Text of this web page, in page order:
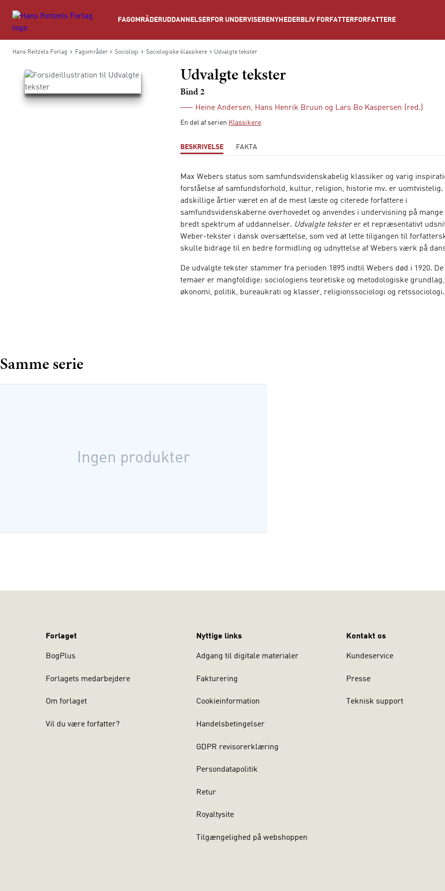
FAGOMRÅDERUDDANNELSER FOR UNDERVISERE NYHEDER BLIV FORFATTER FORFATTERE
Hans Reitzels Forlag Fagområder Sociologi Sociologiske klassikere Udvalgte tekster
Udvalgte tekster
Bind 2
Heine Andersen, Hans Henrik Bruun og Lars Bo Kaspersen (red.)
En del af serien Klassikere
BESKRIVELSE FAKTA
Max Webers status som samfundsvidenskabelig klassiker og varig
forståelse af samfundsforhold, kultur, religion, historie mv. er uomtvistelig.
adskillige årtier været en af de mest læste og citerede forfattere i
samfundsvidenskaberne overhovedet og anvendes i undervisning på
bredt spektrum af uddannelser. Udvalgte teksterer et repræsentativt
Weber-tekster i dansk oversættelse, som ved at lette tilgangen til
skulle bidrage til en bedre formidling og udnyttelse af Webers værk på
De udvalgte tekster stammer fra perioden 1895 indtil Webers død i 1920.
temaer er mangfoldige: sociologiens teoretiske og metodologiske
økonomi, politik, bureaukrati og klasser, religionssociologi og retssociologi.
Samme serie
Ingen produkter
Forlaget
BogPlus
Forlagets medarbejdere
Om forlaget
Vil du være forfatter?
Nyttige links
Adgang til digitale materialer
Fakturering
Cookieinformation
Handelsbetingelser
GDPR revisorerklæring
Persondatapolitik
Retur
Royaltysite
Tilgængelighed på webshoppen
Kontakt os
Kundeservice
Presse
Teknisk support